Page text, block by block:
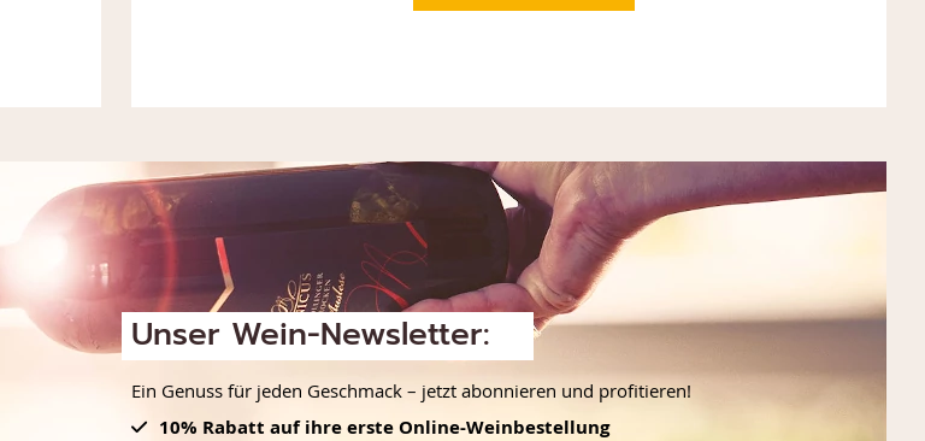
Unser Wein-Newsletter:
Ein Genuss für jeden Geschmack – jetzt abonnieren und profitieren!
10% Rabatt auf ihre erste Online-Weinbestellung